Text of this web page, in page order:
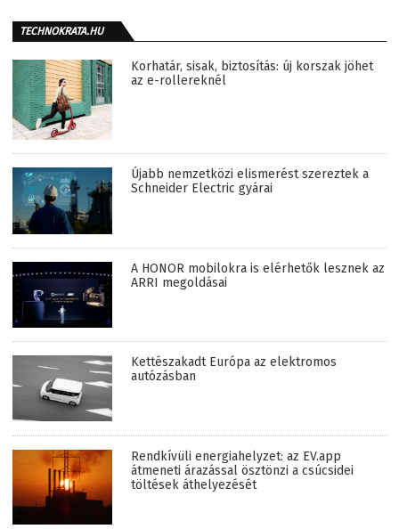
TECHNOKRATA.HU
Korhatár, sisak, biztosítás: új korszak jöhet
az e-rollereknél
Újabb nemzetközi elismerést szereztek a
Schneider Electric gyárai
A HONOR mobilokra is elérhetők lesznek az
ARRI megoldásai
Kettészakadt Európa az elektromos
autózásban
Rendkívüli energiahelyzet: az EV.app
átmeneti árazással ösztönzi a csúcsidei
töltések áthelyezését